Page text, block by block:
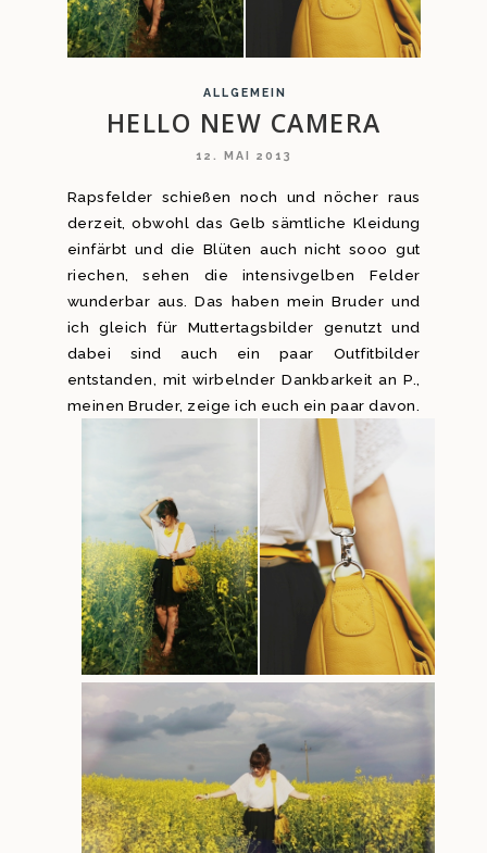
ALLGEMEIN
HELLO NEW CAMERA
12. MAI 2013
Rapsfelder schießen noch und nöcher raus
derzeit, obwohl das Gelb sämtliche Kleidung
einfärbt und die Blüten auch nicht sooo gut
riechen, sehen die intensivgelben Felder
wunderbar aus. Das haben mein Bruder und
ich gleich für Muttertagsbilder genutzt und
dabei sind auch ein paar Outfitbilder
entstanden, mit wirbelnder Dankbarkeit an P.,
meinen Bruder, zeige ich euch ein paar davon.